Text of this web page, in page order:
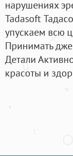
нарушениях
Tadasoft
упускаем всю
Принимать
Детали
красоты и